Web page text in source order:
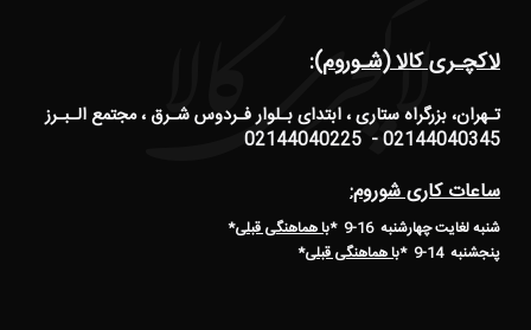
لاکچـری کالا (شـوروم):
تـهران، بزرگراه ستاری ، ابتدای بـلوار فـردوس شـرق ، مجتمع الـبـرز
02144040345 - 02144040225
ساعات کاری شوروم:
شنبه لغایت چهارشنبه 16-9 * با هماهنگی قبلی*
پنجشنبه 14-9
*با هماهنگی قبلی*